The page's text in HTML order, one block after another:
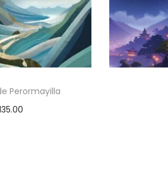
Perormayilla